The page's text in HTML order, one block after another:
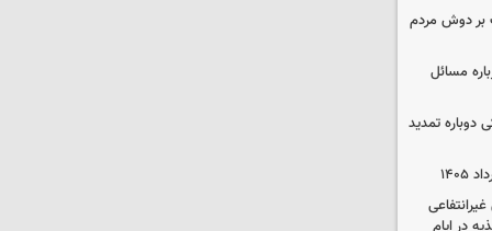
بر دوش مردم
مسائل
پزشکی دوباره تمدید
در ایام